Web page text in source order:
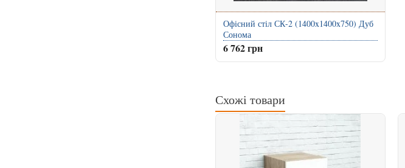
Офісний стіл СК-2 (1400x1400x750) Дуб
Сонома
6 762 грн
Схожі товари